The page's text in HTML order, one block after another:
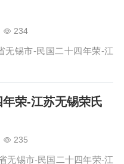
234
无锡市-民国二十四年荣-江
荣-江苏无锡荣氏
235
无锡市-民国二十四年荣-江